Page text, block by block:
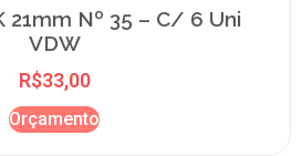
21mm Nº 35 – C/ 6 Uni
VDW
R$33,00
Orçamento